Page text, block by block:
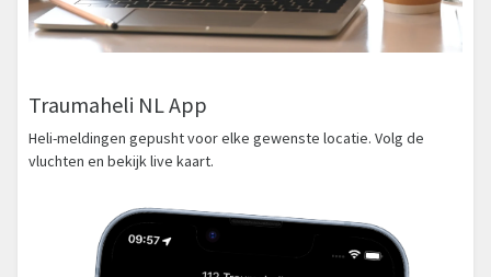
Traumaheli NL App
Heli-meldingen gepusht voor elke gewenste locatie. Volg de
vluchten en bekijk live kaart.